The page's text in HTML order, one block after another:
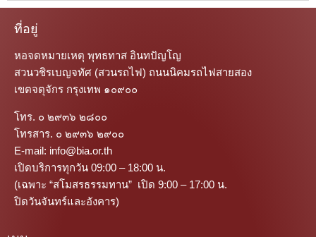
ที่อยู่
หอจดหมายเหตุ พุทธทาส อินทปัญโญ
สวนวชิรเบญจทัศ (สวนรถไฟ) ถนนนิคมรถไฟสายสอง
เขตจตุจักร กรุงเทพ ๑๐๙๐๐
โทร. ๐ ๒๙๓๖ ๒๘๐๐
โทรสาร. ๐ ๒๙๓๖ ๒๙๐๐
E-mail: info@bia.or.th
เปิดบริการทุกวัน 09:00 – 18:00 น.
(เฉพาะ “สโมสรธรรมทาน” เปิด 9:00 – 17:00 น.
ปิดวันจันทร์และอังคาร)